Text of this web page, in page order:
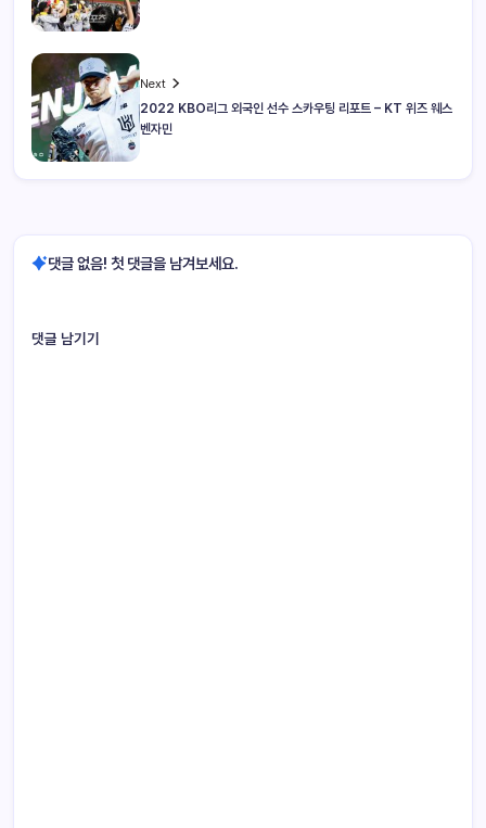
Next
2022 KBO리그 외국인 선수 스카우팅 리포트 – KT 위즈 웨스
벤자민
댓글 없음! 첫 댓글을 남겨보세요.
댓글 남기기